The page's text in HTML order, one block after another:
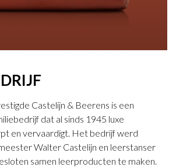
Castelijn & Beerens is een
dat al sinds 1945 luxe
en vervaardigt. Het bedrijf werd
Walter Castelijn en leerstanser
samen leerproducten te maken.